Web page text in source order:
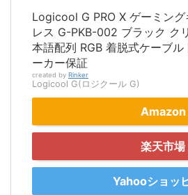
Logicool G PRO X ゲーミン
レス G-PKB-002 ブラック ク
本語配列 RGB 着脱式ケーブ
ーカー保証
created by Rinker
Logicool G(ロジクール G)
Amazon
楽天市場
Yahooショッ